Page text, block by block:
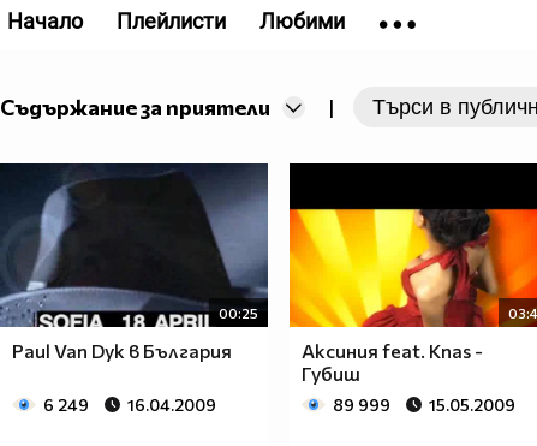
Съдържание за приятели |
00:25
Paul Van Dyk в България
6 249 16.04.2009
Аксиния feat. Knas -
Губиш
89 999 15.05.2009
Начало Плейлисти Любими